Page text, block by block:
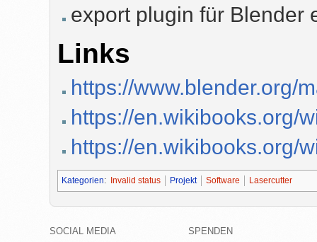
export plugin für Blender
Links
https://www.blender.org/
https://en.wikibooks.org/
https://en.wikibooks.org/
Kategorien: Invalid status Projekt Software Lasercutter
SOCIAL MEDIA SPENDEN